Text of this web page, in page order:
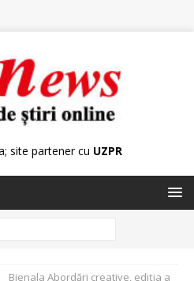
site partener cu UZPR
Bienala Abordări creative, ediția a